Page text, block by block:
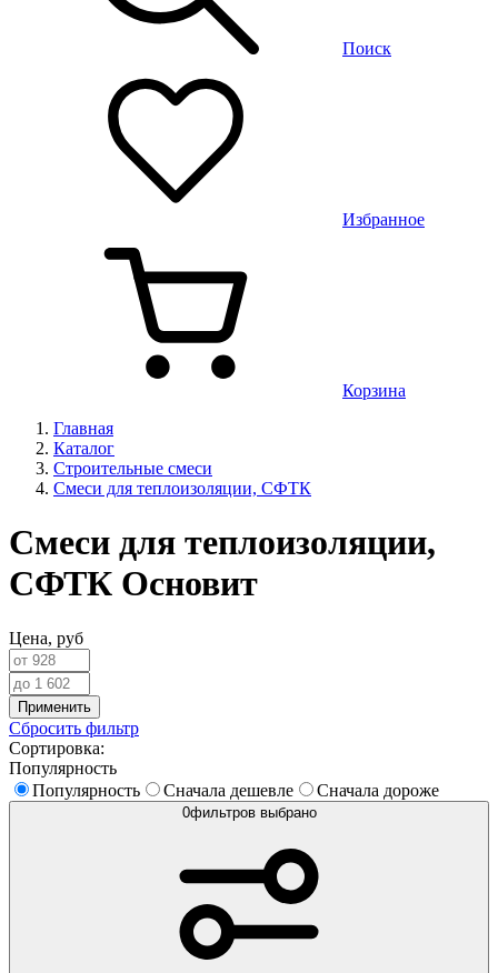
Поиск
Избранное
Корзина
Главная
Каталог
Строительные смеси
Смеси для теплоизоляции, СФТК
Смеси для теплоизоляции,
СФТК Основит
Цена, руб
Применить
Сбросить фильтр
Сортировка:
Популярность
Популярность
Сначала дешевле Сначала дороже
0фильтров выбрано